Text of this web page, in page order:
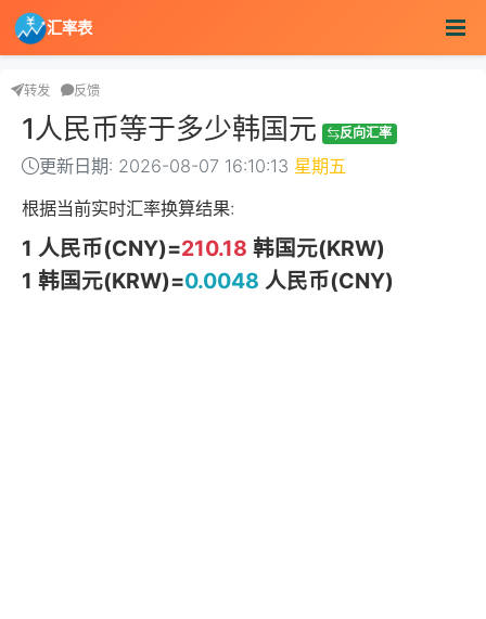
汇率表
转发 反馈
1人民币等于多少韩国元 反向汇率
更新日期: 2026-08-07 16:10:13 星期五
根据当前实时汇率换算结果:
1 人民币(CNY)=210.18 韩国元(KRW)
1 韩国元(KRW)=0.0048 人民币(CNY)